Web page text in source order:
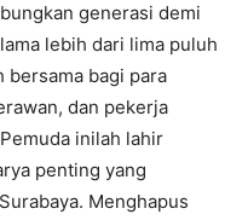
generasi demi
lebih dari lima puluh
bersama bagi para
dan pekerja
inilah lahir
penting yang
Menghapus